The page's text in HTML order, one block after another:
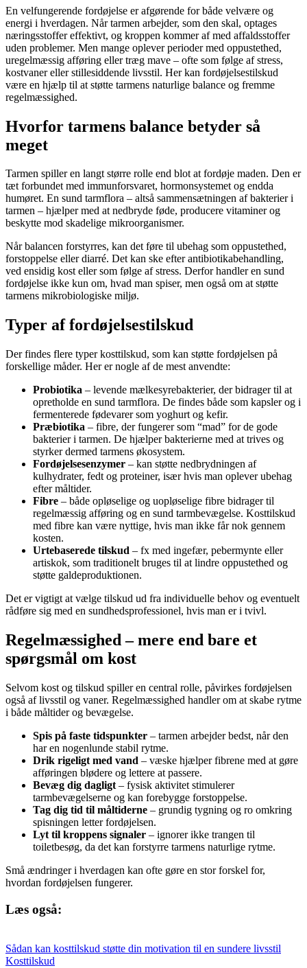
En velfungerende fordøjelse er afgørende for både velvære og
energi i hverdagen. Når tarmen arbejder, som den skal, optages
næringsstoffer effektivt, og kroppen kommer af med affaldsstoffer
uden problemer. Men mange oplever perioder med oppustethed,
uregelmæssig afføring eller træg mave – ofte som følge af stress,
kostvaner eller stillesiddende livsstil. Her kan fordøjelsestilskud
være en hjælp til at støtte tarmens naturlige balance og fremme
regelmæssighed.
Hvorfor tarmens balance betyder så
meget
Tarmen spiller en langt større rolle end blot at fordøje maden. Den er
tæt forbundet med immunforsvaret, hormonsystemet og endda
humøret. En sund tarmflora – altså sammensætningen af bakterier i
tarmen – hjælper med at nedbryde føde, producere vitaminer og
beskytte mod skadelige mikroorganismer.
Når balancen forstyrres, kan det føre til ubehag som oppustethed,
forstoppelse eller diarré. Det kan ske efter antibiotikabehandling,
ved ensidig kost eller som følge af stress. Derfor handler en sund
fordøjelse ikke kun om, hvad man spiser, men også om at støtte
tarmens mikrobiologiske miljø.
Typer af fordøjelsestilskud
Der findes flere typer kosttilskud, som kan støtte fordøjelsen på
forskellige måder. Her er nogle af de mest anvendte:
Probiotika – levende mælkesyrebakterier, der bidrager til at
opretholde en sund tarmflora. De findes både som kapsler og i
fermenterede fødevarer som yoghurt og kefir.
Præbiotika – fibre, der fungerer som “mad” for de gode
bakterier i tarmen. De hjælper bakterierne med at trives og
styrker dermed tarmens økosystem.
Fordøjelsesenzymer – kan støtte nedbrydningen af
kulhydrater, fedt og proteiner, især hvis man oplever ubehag
efter måltider.
Fibre – både opløselige og uopløselige fibre bidrager til
regelmæssig afføring og en sund tarmbevægelse. Kosttilskud
med fibre kan være nyttige, hvis man ikke får nok gennem
kosten.
Urtebaserede tilskud – fx med ingefær, pebermynte eller
artiskok, som traditionelt bruges til at lindre oppustethed og
støtte galdeproduktionen.
Det er vigtigt at vælge tilskud ud fra individuelle behov og eventuelt
rådføre sig med en sundhedsprofessionel, hvis man er i tvivl.
Regelmæssighed – mere end bare et
spørgsmål om kost
Selvom kost og tilskud spiller en central rolle, påvirkes fordøjelsen
også af livsstil og vaner. Regelmæssighed handler om at skabe rytme
i både måltider og bevægelse.
Spis på faste tidspunkter – tarmen arbejder bedst, når den
har en nogenlunde stabil rytme.
Drik rigeligt med vand – væske hjælper fibrene med at gøre
afføringen blødere og lettere at passere.
Bevæg dig dagligt – fysisk aktivitet stimulerer
tarmbevægelserne og kan forebygge forstoppelse.
Tag dig tid til måltiderne – grundig tygning og ro omkring
spisningen letter fordøjelsen.
Lyt til kroppens signaler – ignorer ikke trangen til
toiletbesøg, da det kan forstyrre tarmens naturlige rytme.
Små ændringer i hverdagen kan ofte gøre en stor forskel for,
hvordan fordøjelsen fungerer.
Læs også:
Sådan kan kosttilskud støtte din motivation til en sundere livsstil
Kosttilskud